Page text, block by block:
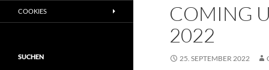
COMING
2022
25. SEPTEMBER 2022
COOKIES
SUCHEN